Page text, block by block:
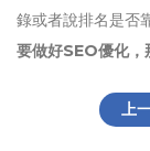
錄或者說排名是否
要做好SEO優化，
上